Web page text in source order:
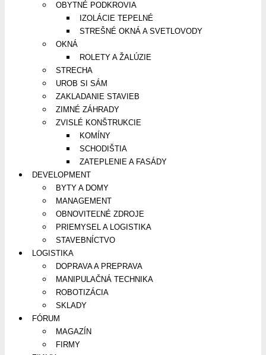
OBYTNÉ PODKROVIA
IZOLÁCIE TEPELNÉ
STREŠNÉ OKNÁ A SVETLOVODY
OKNÁ
ROLETY A ŽALÚZIE
STRECHA
UROB SI SÁM
ZAKLADANIE STAVIEB
ZIMNÉ ZÁHRADY
ZVISLÉ KONŠTRUKCIE
KOMÍNY
SCHODIŠTIA
ZATEPLENIE A FASÁDY
DEVELOPMENT
BYTY A DOMY
MANAGEMENT
OBNOVITEĽNÉ ZDROJE
PRIEMYSEL A LOGISTIKA
STAVEBNÍCTVO
LOGISTIKA
DOPRAVA A PREPRAVA
MANIPULAČNÁ TECHNIKA
ROBOTIZÁCIA
SKLADY
FÓRUM
MAGAZÍN
FIRMY